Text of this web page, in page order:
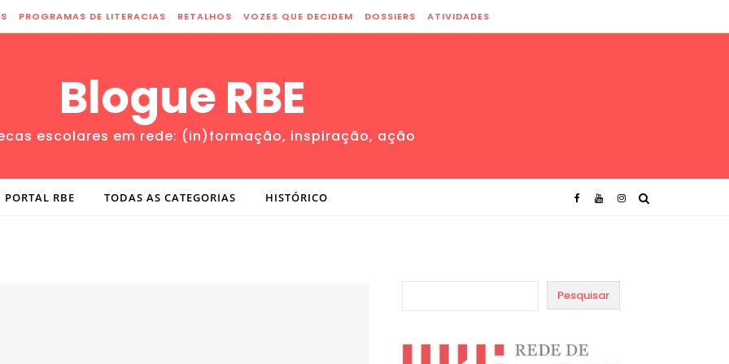
PROGRAMAS DE LITERACIAS RETALHOS VOZES QUE DECIDEM DOSSIERS ATIVIDADES
Blogue RBE
escolares em rede: (in)formação, inspiração, ação
PORTAL RBE TODAS AS CATEGORIAS HISTÓRICO
Pesquisar